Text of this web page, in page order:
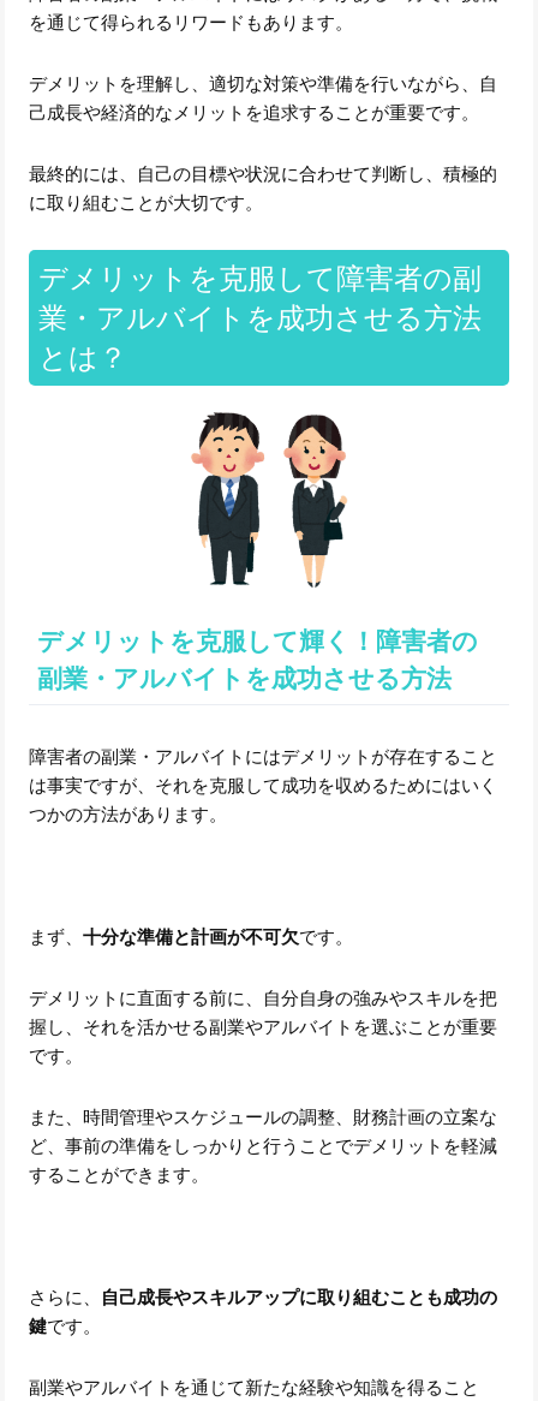
を通じて得られるリワードもあります。
デメリットを理解し、適切な対策や準備を行いながら、自
己成長や経済的なメリットを追求することが重要です。
最終的には、自己の目標や状況に合わせて判断し、積極的
に取り組むことが大切です。
デメリットを克服して障害者の副
業・アルバイトを成功させる方法
とは？
デメリットを克服して輝く！障害者の
副業・アルバイトを成功させる方法
障害者の副業・アルバイトにはデメリットが存在すること
は事実ですが、それを克服して成功を収めるためにはいく
つかの方法があります。
まず、十分な準備と計画が不可欠です。
デメリットに直面する前に、自分自身の強みやスキルを把
握し、それを活かせる副業やアルバイトを選ぶことが重要
です。
また、時間管理やスケジュールの調整、財務計画の立案な
ど、事前の準備をしっかりと行うことでデメリットを軽減
することができます。
さらに、 自己成長やスキルアップに取り組むことも成功の
鍵です。
副業やアルバイトを通じて新たな経験や知識を得ること